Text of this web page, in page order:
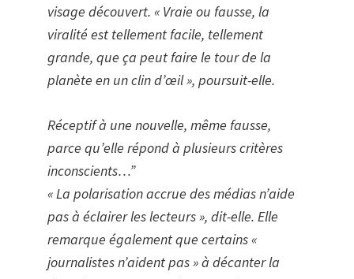
visage découvert. « Vraie ou fausse, la
viralité est tellement facile, tellement
grande, que ça peut faire le tour de la
planète en un clin d’œil », poursuit-elle.
Réceptif à une nouvelle, même fausse,
parce qu’elle répond à plusieurs critères
inconscients…”
« La polarisation accrue des médias n’aide
pas à éclairer les lecteurs », dit-elle. Elle
remarque également que certains «
journalistes n’aident pas » à décanter la